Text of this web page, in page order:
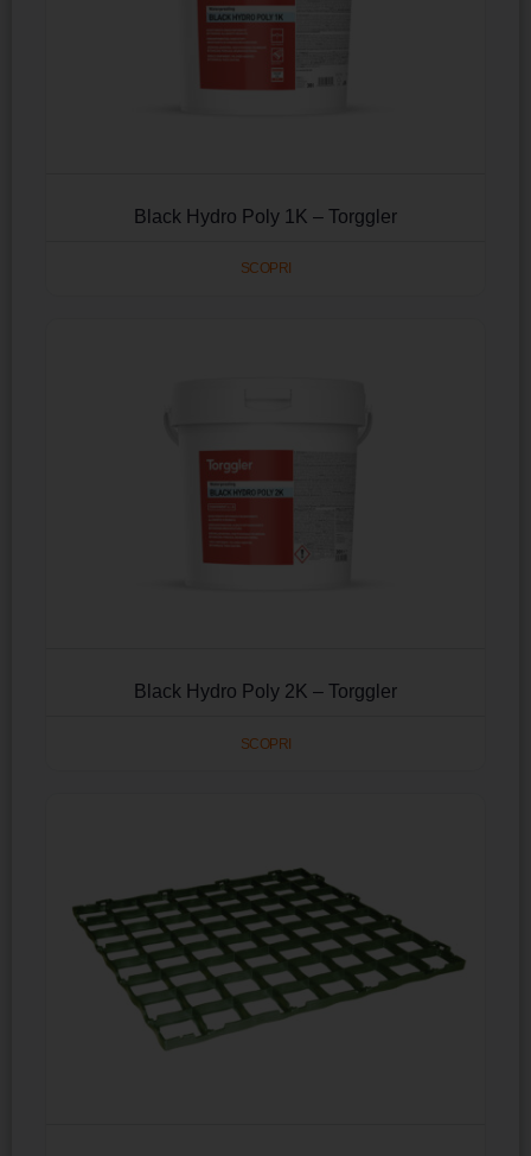
Black Hydro Poly 1K – Torggler
SCOPRI
Black Hydro Poly 2K – Torggler
SCOPRI